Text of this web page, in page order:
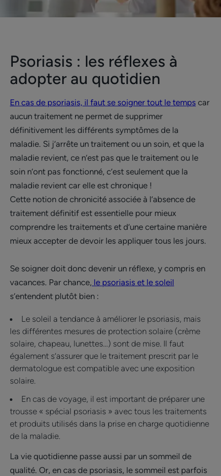
Psoriasis : les réflexes à
adopter au quotidien
En cas de psoriasis, il faut se soigner tout le temps car
aucun traitement ne permet de supprimer
définitivement les différents symptômes de la
maladie. Si j’arrête un traitement ou un soin, et que la
maladie revient, ce n’est pas que le traitement ou le
soin n’ont pas fonctionné, c’est seulement que la
maladie revient car elle est chronique !
Cette notion de chronicité associée à l’absence de
traitement définitif est essentielle pour mieux
comprendre les traitements et d’une certaine manière
mieux accepter de devoir les appliquer tous les jours.
Se soigner doit donc devenir un réflexe, y compris en
vacances. Par chance, le psoriasis et le soleil
s’entendent plutôt bien :
Le soleil a tendance à améliorer le psoriasis, mais
les différentes mesures de protection solaire (crème
solaire, chapeau, lunettes…) sont de mise. Il faut
également s’assurer que le traitement prescrit par le
dermatologue est compatible avec une exposition
solaire.
En cas de voyage, il est important de préparer une
trousse « spécial psoriasis » avec tous les traitements
et produits utilisés dans la prise en charge quotidienne
de la maladie.
La vie quotidienne passe aussi par un sommeil de
qualité. Or, en cas de psoriasis, le sommeil est parfois